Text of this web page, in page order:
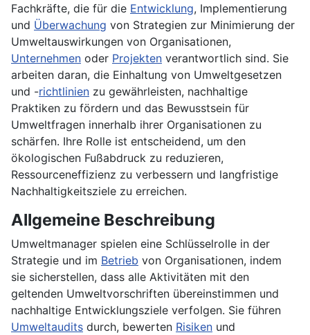
Fachkräfte, die für die Entwicklung, Implementierung
und Überwachung von Strategien zur Minimierung der
Umweltauswirkungen von Organisationen,
Unternehmen oder Projekten verantwortlich sind. Sie
arbeiten daran, die Einhaltung von Umweltgesetzen
und -richtlinien zu gewährleisten, nachhaltige
Praktiken zu fördern und das Bewusstsein für
Umweltfragen innerhalb ihrer Organisationen zu
schärfen. Ihre Rolle ist entscheidend, um den
ökologischen Fußabdruck zu reduzieren,
Ressourceneffizienz zu verbessern und langfristige
Nachhaltigkeitsziele zu erreichen.
Allgemeine Beschreibung
Umweltmanager spielen eine Schlüsselrolle in der
Strategie und im Betrieb von Organisationen, indem
sie sicherstellen, dass alle Aktivitäten mit den
geltenden Umweltvorschriften übereinstimmen und
nachhaltige Entwicklungsziele verfolgen. Sie führen
Umweltaudits durch, bewerten Risiken und